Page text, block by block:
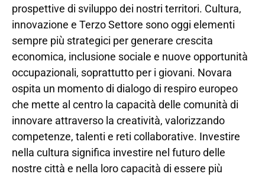
prospettive di sviluppo dei nostri territori. Cultura,
innovazione e Terzo Settore sono oggi elementi
sempre più strategici per generare crescita
economica, inclusione sociale e nuove opportunità
occupazionali, soprattutto per i giovani. Novara
ospita un momento di dialogo di respiro europeo
che mette al centro la capacità delle comunità di
innovare attraverso la creatività, valorizzando
competenze, talenti e reti collaborative. Investire
nella cultura significa investire nel futuro delle
nostre città e nella loro capacità di essere più